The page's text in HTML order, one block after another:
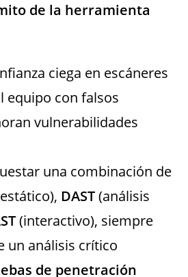
de la herramienta
ciega en escáneres
equipo con falsos
vulnerabilidades
una combinación de
DAST(análisis
(interactivo), siempre
un análisis crítico
de penetración